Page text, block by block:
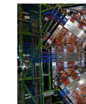
ä
r
e
n
n
d
ä
r
n
a
v
i
g
a
t
i
o
n